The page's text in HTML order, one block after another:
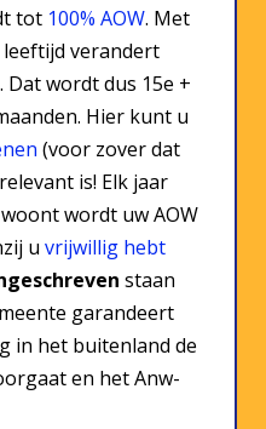
tot 100% AOW. Met
leeftijd verandert
wordt dus 15e +
Hier kunt u
(voor zover dat
is! Elk jaar
wordt uw AOW
uvrijwillig hebt
staan
garandeert
in het buitenland de
en het Anw-